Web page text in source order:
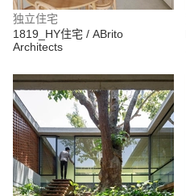
独立住宅
1819_HY住宅 / ABrito
Architects